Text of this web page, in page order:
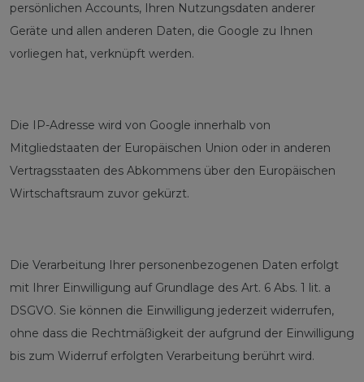
persönlichen Accounts, Ihren Nutzungsdaten anderer
Geräte und allen anderen Daten, die Google zu Ihnen
vorliegen hat, verknüpft werden.
Die IP-Adresse wird von Google innerhalb von
Mitgliedstaaten der Europäischen Union oder in anderen
Vertragsstaaten des Abkommens über den Europäischen
Wirtschaftsraum zuvor gekürzt.
Die Verarbeitung Ihrer personenbezogenen Daten erfolgt
mit Ihrer Einwilligung auf Grundlage des Art. 6 Abs. 1 lit. a
DSGVO. Sie können die Einwilligung jederzeit widerrufen,
ohne dass die Rechtmäßigkeit der aufgrund der Einwilligung
bis zum Widerruf erfolgten Verarbeitung berührt wird.